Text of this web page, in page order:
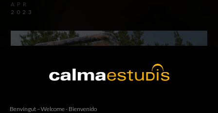
Benvingut – Welcome - Bienvenido
APR
2023